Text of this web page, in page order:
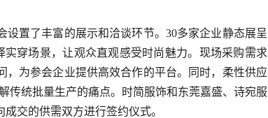
置了丰富的展示和洽谈环节。30多家企业静态展呈
穿场景，让观众直观感受时尚魅力。现场采购需求
，为参会企业提供高效合作的平台。同时，柔性供应
传统批量生产的痛点。时简服饰和东莞嘉盛、诗宛服
交的供需双方进行签约仪式。